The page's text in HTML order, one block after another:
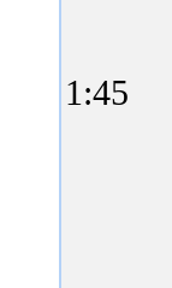
1:45